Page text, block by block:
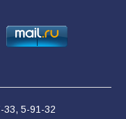
33, 5-91-32